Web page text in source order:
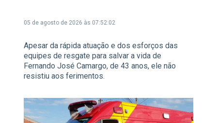
05 de agosto de 2026 às 07:52:02
Apesar da rápida atuação e dos esforços das
equipes de resgate para salvar a vida de
Fernando José Camargo, de 43 anos, ele não
resistiu aos ferimentos.